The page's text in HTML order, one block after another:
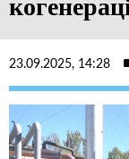
23.09.2025, 14:28